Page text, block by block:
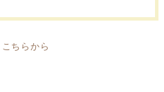
こちらから